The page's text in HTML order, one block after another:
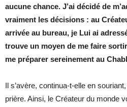
aucune chance. J’ai décidé de
vraiment les décisions : au
arrivée au bureau, je Lui ai
trouve un moyen de me faire
me préparer sereinement au
Il s’avère, continua-t-elle en
prière. Ainsi, le Créateur du monde